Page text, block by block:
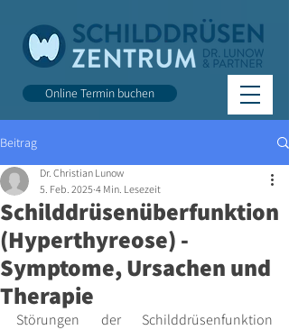
Online Termin buchen
Beitrag
Schilddrüsenüberfunktion
(Hyperthyreose) -
Symptome, Ursachen und
Therapie
Dr. Christian Lunow
5. Feb. 2025 4 Min. Lesezeit
Störungen der Schilddrüsenfunktion